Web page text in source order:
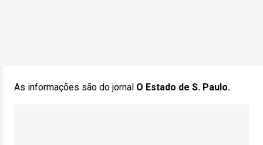
As informações são do jornal O Estado de S. Paulo.